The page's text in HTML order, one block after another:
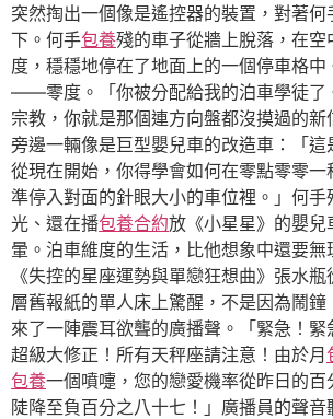
突然掏出一個像是遙控器的裝置，對著
下。何手包養殘的車子從牆上脫落，在
度，穩穩地停在了地面上的一個停車格中
——零度。「你被分配給我的泊車學徒了
宗教，你就是那個連方向盤都沒摸過的
旁邊一輛像是巨型嬰兒車的改造車：「這
從現在開始，你得學會如何在零點零零
準停入對面的針眼大小的車位裡。」何
光、還在播包養合約放《小星星》的嬰兒
暈。泊車維度的生活，比他想象中還要無
《失控的星座運勢與單戀狂想曲》張水
層舊報紙的單人床上驚醒，不是因為鬧
來了一陣震耳欲聾的廣播聲。「緊急！
超級大修正！所有天秤座請注意！由於月
包養一個噴嚏，您的戀愛機率從昨日的百
陡降至負百分之八十七！」廣播員的聲音